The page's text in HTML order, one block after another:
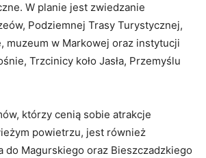
W planie jest zwiedzanie
Podziemnej Trasy Turystycznej,
muzeum w Markowej oraz instytucji
Trzcinicy koło Jasła, Przemyślu
którzy cenią sobie atrakcje
powietrzu, jest również
do Magurskiego oraz Bieszczadzkiego